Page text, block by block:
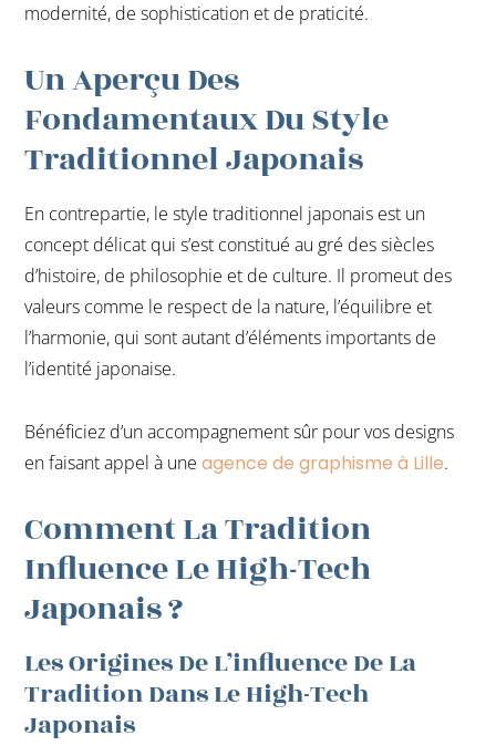
modernité, de sophistication et de praticité.
Un Aperçu Des
Fondamentaux Du Style
Traditionnel Japonais
En contrepartie, le style traditionnel japonais est un
concept délicat qui s’est constitué au gré des siècles
d’histoire, de philosophie et de culture. Il promeut des
valeurs comme le respect de la nature, l’équilibre et
l’harmonie, qui sont autant d’éléments importants de
l’identité japonaise.
Bénéficiez d’un accompagnement sûr pour vos designs
en faisant appel à uneagence de graphisme à Lille.
Comment La Tradition
Influence Le High-Tech
Japonais ?
Les Origines De L’influence De La
Tradition Dans Le High-Tech
Japonais